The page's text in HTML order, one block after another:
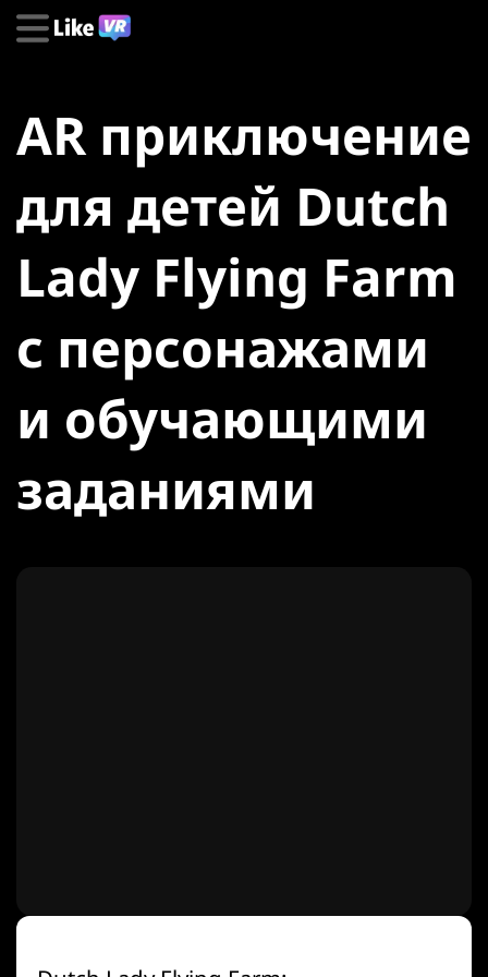
AR приключение
для детей Dutch
Lady Flying Farm
с персонажами
и обучающими
заданиями